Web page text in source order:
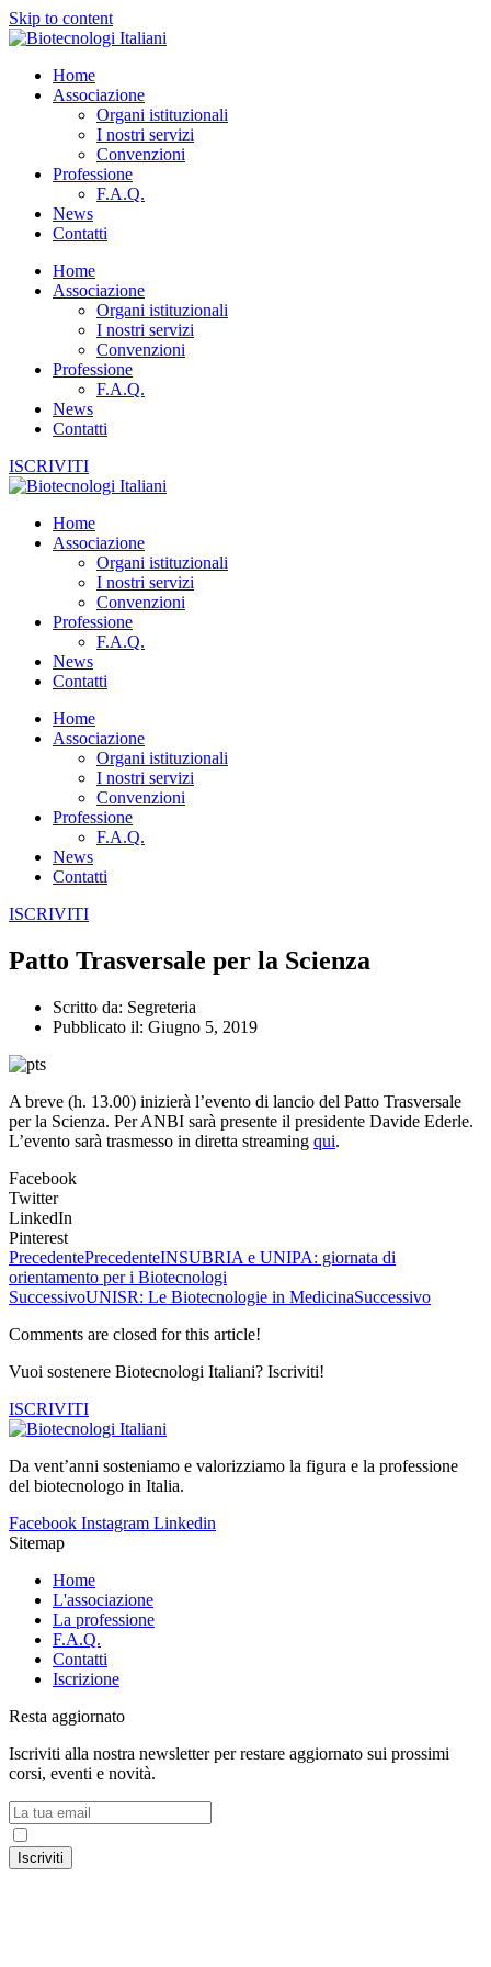
Skip to content
Home
Associazione
Organi istituzionali
I nostri servizi
Convenzioni
Professione
F.A.Q.
News
Contatti
Home
Associazione
Organi istituzionali
I nostri servizi
Convenzioni
Professione
F.A.Q.
News
Contatti
ISCRIVITI
Home
Associazione
Organi istituzionali
I nostri servizi
Convenzioni
Professione
F.A.Q.
News
Contatti
Home
Associazione
Organi istituzionali
I nostri servizi
Convenzioni
Professione
F.A.Q.
News
Contatti
ISCRIVITI
Patto Trasversale per la Scienza
Scritto da: Segreteria
Pubblicato il: Giugno 5, 2019
A breve (h. 13.00) inizierà l’evento di lancio del Patto Trasversale
per la Scienza. Per ANBI sarà presente il presidente Davide Ederle.
L’evento sarà trasmesso in diretta streaming qui.
Facebook
Twitter
LinkedIn
Pinterest
PrecedentePrecedenteINSUBRIA e UNIPA: giornata di
orientamento per i Biotecnologi
SuccessivoUNISR: Le Biotecnologie in MedicinaSuccessivo
Comments are closed for this article!
Vuoi sostenere Biotecnologi Italiani? Iscriviti!
ISCRIVITI
Da vent’anni sosteniamo e valorizziamo la figura e la professione
del biotecnologo in Italia.
Facebook Instagram Linkedin
Sitemap
Home
L'associazione
La professione
F.A.Q.
Contatti
Iscrizione
Resta aggiornato
Iscriviti alla nostra newsletter per restare aggiornato sui prossimi
corsi, eventi e novità.
Iscriviti